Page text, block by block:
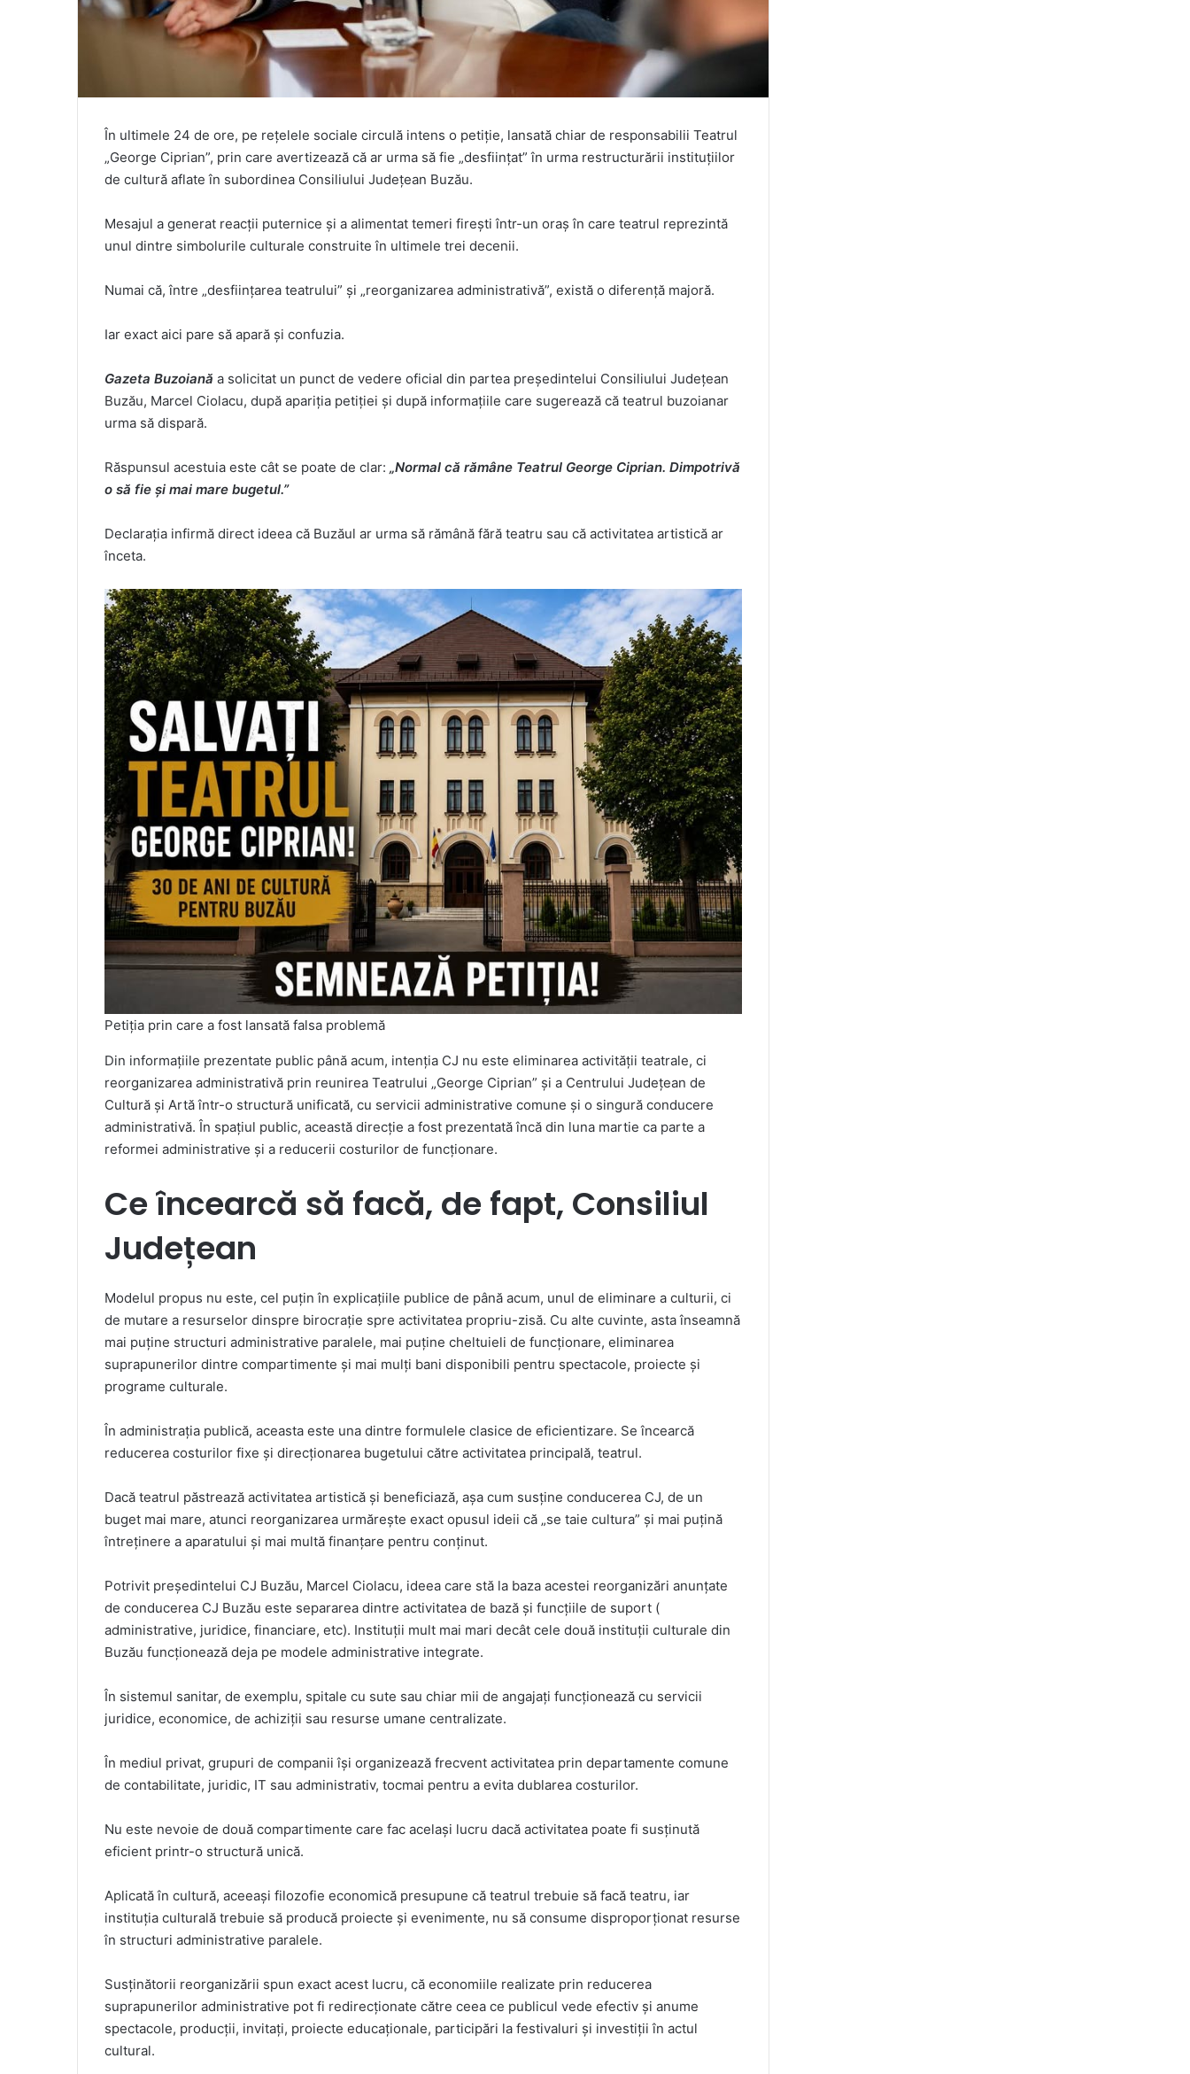
În ultimele 24 de ore, pe rețelele sociale circulă intens o petiție, lansată chiar de responsabilii Teatrul
„George Ciprian”, prin care avertizează că ar urma să fie „desființat” în urma restructurării instituțiilor
de cultură aflate în subordinea Consiliului Județean Buzău.
Mesajul a generat reacții puternice și a alimentat temeri firești într-un oraș în care teatrul reprezintă
unul dintre simbolurile culturale construite în ultimele trei decenii.
Numai că, între „desființarea teatrului” și „reorganizarea administrativă”, există o diferență majoră.
Iar exact aici pare să apară și confuzia.
Gazeta Buzoiană a solicitat un punct de vedere oficial din partea președintelui Consiliului Județean
Buzău, Marcel Ciolacu, după apariția petiției și după informațiile care sugerează că teatrul buzoianar
urma să dispară.
Răspunsul acestuia este cât se poate de clar: „Normal că rămâne Teatrul George Ciprian. Dimpotrivă
o să fie și mai mare bugetul.”
Declarația infirmă direct ideea că Buzăul ar urma să rămână fără teatru sau că activitatea artistică ar
înceta.
Petiția prin care a fost lansată falsa problemă
Din informațiile prezentate public până acum, intenția CJ nu este eliminarea activității teatrale, ci
reorganizarea administrativă prin reunirea Teatrului „George Ciprian” și a Centrului Județean de
Cultură și Artă într-o structură unificată, cu servicii administrative comune și o singură conducere
administrativă. În spațiul public, această direcție a fost prezentată încă din luna martie ca parte a
reformei administrative și a reducerii costurilor de funcționare.
Ce încearcă să facă, de fapt, Consiliul
Județean
Modelul propus nu este, cel puțin în explicațiile publice de până acum, unul de eliminare a culturii, ci
de mutare a resurselor dinspre birocrație spre activitatea propriu-zisă. Cu alte cuvinte, asta înseamnă
mai puține structuri administrative paralele, mai puține cheltuieli de funcționare, eliminarea
suprapunerilor dintre compartimente și mai mulți bani disponibili pentru spectacole, proiecte și
programe culturale.
În administrația publică, aceasta este una dintre formulele clasice de eficientizare. Se încearcă
reducerea costurilor fixe și direcționarea bugetului către activitatea principală, teatrul.
Dacă teatrul păstrează activitatea artistică și beneficiază, așa cum susține conducerea CJ, de un
buget mai mare, atunci reorganizarea urmărește exact opusul ideii că „se taie cultura” și mai puțină
întreținere a aparatului și mai multă finanțare pentru conținut.
Potrivit președintelui CJ Buzău, Marcel Ciolacu, ideea care stă la baza acestei reorganizări anunțate
de conducerea CJ Buzău este separarea dintre activitatea de bază și funcțiile de suport (
administrative, juridice, financiare, etc). Instituții mult mai mari decât cele două instituții culturale din
Buzău funcționează deja pe modele administrative integrate.
În sistemul sanitar, de exemplu, spitale cu sute sau chiar mii de angajați funcționează cu servicii
juridice, economice, de achiziții sau resurse umane centralizate.
În mediul privat, grupuri de companii își organizează frecvent activitatea prin departamente comune
de contabilitate, juridic, IT sau administrativ, tocmai pentru a evita dublarea costurilor.
Nu este nevoie de două compartimente care fac același lucru dacă activitatea poate fi susținută
eficient printr-o structură unică.
Aplicată în cultură, aceeași filozofie economică presupune că teatrul trebuie să facă teatru, iar
instituția culturală trebuie să producă proiecte și evenimente, nu să consume disproporționat resurse
în structuri administrative paralele.
Susținătorii reorganizării spun exact acest lucru, că economiile realizate prin reducerea
suprapunerilor administrative pot fi redirecționate către ceea ce publicul vede efectiv și anume
spectacole, producții, invitați, proiecte educaționale, participări la festivaluri și investiții în actul
cultural.